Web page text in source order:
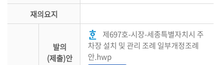
재의요지
발의
(제출)안
제697호-시장-세종특별자치시 주
차장 설치 및 관리 조례 일부개정조례
안.hwp